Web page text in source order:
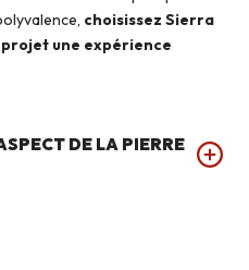
choisissez Sierra
une expérience
DE LA PIERRE